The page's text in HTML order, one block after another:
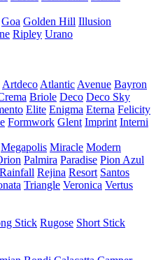
Goa Golden Hill Illusion
Ripley Urano
Artdeco Atlantic Avenue Bayron
Briole Deco Deco Sky
Elite Enigma Eterna Felicity
Formwork Glent Imprint Interni
Megapolis Miracle Modern
Palmira Paradise Pion Azul
Rainfall Rejina Resort Santos
Triangle Veronica Vertus
Stick Rugose Short Stick